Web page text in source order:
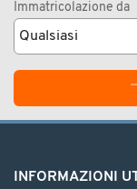
Immatricolazione da
INFORMAZIONI